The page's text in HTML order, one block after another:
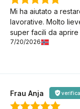
Mi ha aiutato a
lavorative. Molto
super facili da
7/20/2026
Frau Anja